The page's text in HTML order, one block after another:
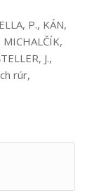
P., KÁN,
MICHALČÍK,
J.,
rúr,